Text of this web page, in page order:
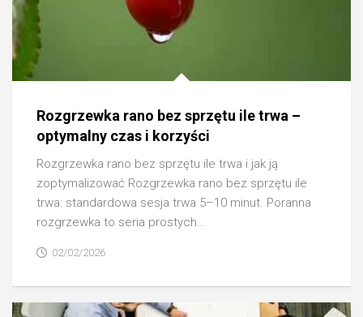
Rozgrzewka rano bez sprzętu ile trwa –
optymalny czas i korzyści
Rozgrzewka rano bez sprzętu ile trwa i jak ją
zoptymalizować Rozgrzewka rano bez sprzętu ile
trwa: standardowa sesja trwa 5–10 minut. Poranna
rozgrzewka to seria prostych...
02/02/2026